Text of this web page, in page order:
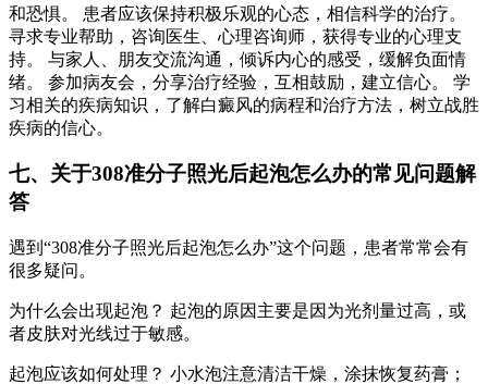
和恐惧。 患者应该保持积极乐观的心态，相信科学的治疗。
寻求专业帮助，咨询医生、心理咨询师，获得专业的心理支
持。 与家人、朋友交流沟通，倾诉内心的感受，缓解负面情
绪。 参加病友会，分享治疗经验，互相鼓励，建立信心。 学
习相关的疾病知识，了解白癜风的病程和治疗方法，树立战胜
疾病的信心。
七、关于308准分子照光后起泡怎么办的常见问题解
答
遇到“308准分子照光后起泡怎么办”这个问题，患者常常会有
很多疑问。
为什么会出现起泡？ 起泡的原因主要是因为光剂量过高，或
者皮肤对光线过于敏感。
起泡应该如何处理？ 小水泡注意清洁干燥，涂抹恢复药膏；